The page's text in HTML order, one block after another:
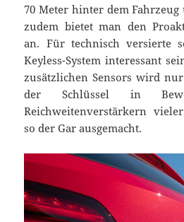
70 Meter hinter dem
zudem bietet man den
an. Für technisch versierte
Keyless-System interessant
zusätzlichen Sensors wird
der Schlüssel in
Reichweitenverstärkern
so der Gar ausgemacht.